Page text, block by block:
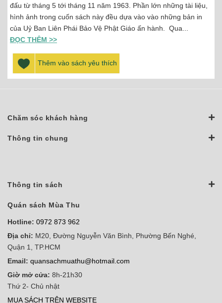
đấu từ tháng 5 tới tháng 11 năm 1963. Phần lớn những tài liệu,
hình ảnh trong cuốn sách này đều dựa vào vào những bản in
của Uỷ Ban Liên Phái Bảo Vệ Phật Giáo ấn hành. Qua...
ĐỌC THÊM >>
Thêm vào sách yêu thích
Chăm sóc khách hàng
Thông tin chung
Thông tin sách
Quán sách Mùa Thu
Hotline: 0972 873 962
Địa chỉ: M20, Đường Nguyễn Văn Bình, Phường Bến Nghé,
Quận 1, TP.HCM
Email: quansachmuathu@hotmail.com
Giờ mở cửa: 8h-21h30
Thứ 2- Chủ nhật
MUA SÁCH TRÊN WEBSITE